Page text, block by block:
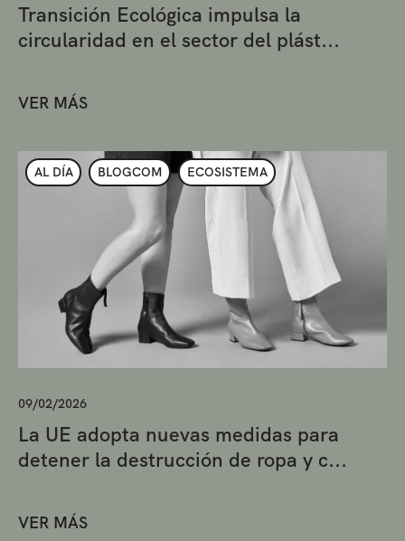
Transición Ecológica impulsa la
circularidad en el sector del plást...
VER MÁS
AL DÍA BLOGCOM ECOSISTEMA
09/02/2026
La UE adopta nuevas medidas para
detener la destrucción de ropa y c...
VER MÁS